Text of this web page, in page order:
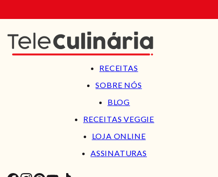
RECEITAS
SOBRE NÓS
BLOG
RECEITAS VEGGIE
LOJA ONLINE
ASSINATURAS